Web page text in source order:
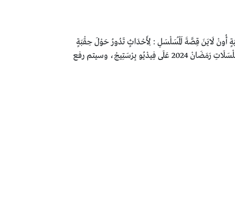
6 السادسة كَامِلَةٌ بِجَوْدَةٍ عَالِيَةٍ أُونْ لَايَنَ قِصَّةَ اَلْمُسَلْسَلِ : لِأَحْدَاثٍ تَدُورُ حَوْلَ حِقْبَةٍ
زَمَنِيَّةٍ تَارِيخِيَّةٍ فِي سُورْيَا وَهِيَ خِلَالَ عَامَيْ 1888 و 1830 مِيلَادِي مُسَلْسَلَ اَلْعَرْبَجِيِّ اَلْمَوْسِمِ اَلثَّانِي اَلْحَلْقَةَ 6 السادسة كَامِلَةَ مُسَلْسَلَاتِ رَمَضَانْ 2024 عَلَى فِيدْيُو بِرْسَتِيجْ، وسيتم رفع